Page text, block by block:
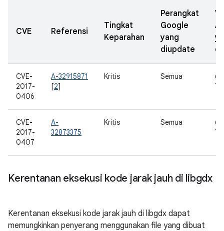
CVE Referensi
Tingkat
Keparahan
Perangkat
Google
yang
diupdate
CVE-
2017-
0406
A-32915871
[2]
Kritis Semua
CVE-
2017-
0407
A-
32873375
Kritis Semua
Kerentanan eksekusi kode jarak jauh di libgdx
Kerentanan eksekusi kode jarak jauh di libgdx dapat
memungkinkan penyerang menggunakan file yang dibuat